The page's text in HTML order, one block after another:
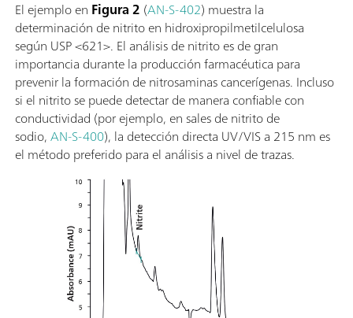
El ejemplo en Figura 2 (AN-S-402) muestra la
determinación de nitrito en hidroxipropilmetilcelulosa
según USP <621>. El análisis de nitrito es de gran
importancia durante la producción farmacéutica para
prevenir la formación de nitrosaminas cancerígenas. Incluso
si el nitrito se puede detectar de manera confiable con
conductividad (por ejemplo, en sales de nitrito de
sodio,AN-S-400), la detección directa UV/VIS a 215 nm es
el método preferido para el análisis a nivel de trazas.